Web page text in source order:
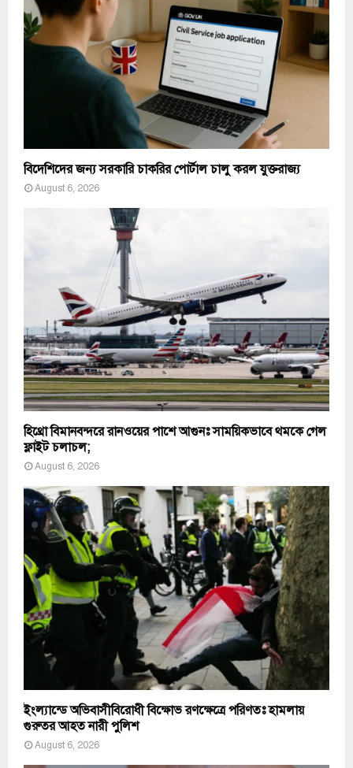
বিদেশিদের জন্য সরকারি চাকরির পোর্টাল চালু করল যুক্তরাজ্য
August 6, 2026
হিথ্রো বিমানবন্দরে রানওয়ের পাশে আগুনঃ সাময়িকভাবে থমকে গেল
ফ্লাইট চলাচল;
August 6, 2026
ইংল্যান্ডে অভিবাসীবিরোধী বিক্ষোভ রণক্ষেত্রে পরিণতঃ হামলায়
গুরুতর আহত নারী পুলিশ
August 6, 2026